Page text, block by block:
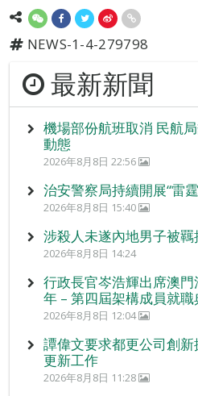
NEWS-1-4-279798
最新新聞
機場部份航班取消 民航
動態
2026年8月8日 22:56
治安警察局持續開展“雷
2026年8月8日 15:40
涉殺人未遂內地男子被羈
2026年8月8日 14:24
行政長官岑浩輝出席澳
年 – 第四屆架構成員就職
2026年8月8日 12:04
譚偉文要求都更公司創
更新工作
2026年8月8日 11:28